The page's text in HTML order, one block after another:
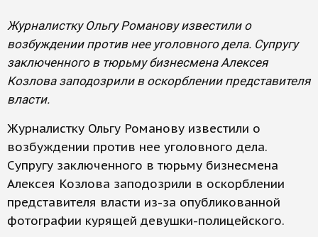
Журналистку Ольгу Романову известили о
возбуждении против нее уголовного дела. Супругу
заключенного в тюрьму бизнесмена Алексея
Козлова заподозрили в оскорблении представителя
власти.
Журналистку Ольгу Романову известили о
возбуждении против нее уголовного дела.
Супругу заключенного в тюрьму бизнесмена
Алексея Козлова заподозрили в оскорблении
представителя власти из-за опубликованной
фотографии курящей девушки-полицейского.